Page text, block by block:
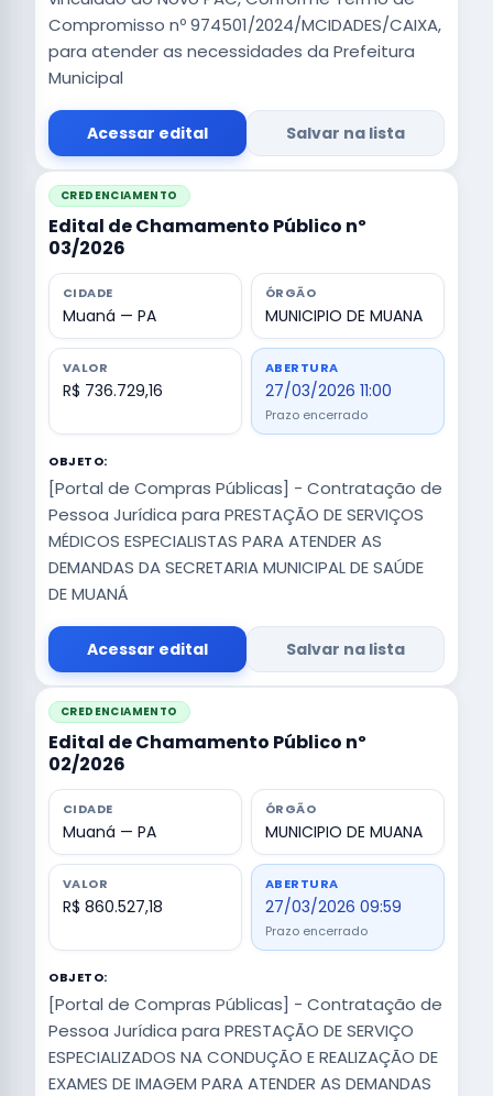
Compromisso nº 974501/2024/MCIDADES/CAIXA,
para atender as necessidades da Prefeitura
Municipal
Acessar edital Salvar na lista
CREDENCIAMENTO
Edital de Chamamento Público nº
03/2026
CIDADE
Muaná — PA
ÓRGÃO
MUNICIPIO DE MUANA
VALOR
R$ 736.729,16
ABERTURA
27/03/2026 11:00
Prazo encerrado
OBJETO:
[Portal de Compras Públicas] - Contratação de
Pessoa Jurídica para PRESTAÇÃO DE SERVIÇOS
MÉDICOS ESPECIALISTAS PARA ATENDER AS
DEMANDAS DA SECRETARIA MUNICIPAL DE SAÚDE
DE MUANÁ
Acessar edital Salvar na lista
CREDENCIAMENTO
Edital de Chamamento Público nº
02/2026
CIDADE
Muaná — PA
ÓRGÃO
MUNICIPIO DE MUANA
VALOR
R$ 860.527,18
ABERTURA
27/03/2026 09:59
Prazo encerrado
OBJETO:
[Portal de Compras Públicas] - Contratação de
Pessoa Jurídica para PRESTAÇÃO DE SERVIÇO
ESPECIALIZADOS NA CONDUÇÃO E REALIZAÇÃO DE
EXAMES DE IMAGEM PARA ATENDER AS DEMANDAS